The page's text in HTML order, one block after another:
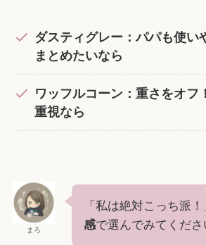
ダスティグレー：パパも使い
まとめたいなら
ワッフルコーン：重さをオフ
重視なら
まろ
「私は絶対こっち派
感で選んでみてくださ